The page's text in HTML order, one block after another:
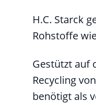
H.C. Starck
Rohstoffe
Gestützt auf
Recycling
benötigt als